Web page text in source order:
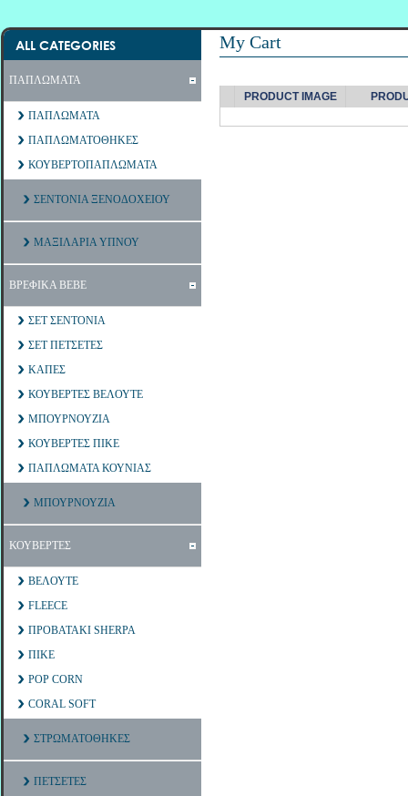
ALL CATEGORIES
ΠΑΠΛΩΜΑΤΑ
ΠΑΠΛΩΜΑΤΑ
ΠΑΠΛΩΜΑΤΟΘΗΚΕΣ
ΚΟΥΒΕΡΤΟΠΑΠΛΩΜΑΤΑ
ΣΕΝΤΟΝΙΑ ΞΕΝΟΔΟΧΕΙΟΥ
ΜΑΞΙΛΑΡΙΑ ΥΠΝΟΥ
ΒΡΕΦΙΚΑ ΒΕΒΕ
ΣΕΤ ΣΕΝΤΟΝΙΑ
ΣΕΤ ΠΕΤΣΕΤΕΣ
ΚΑΠΕΣ
ΚΟΥΒΕΡΤΕΣ ΒΕΛΟΥΤΕ
ΜΠΟΥΡΝΟΥΖΙΑ
ΚΟΥΒΕΡΤΕΣ ΠΙΚΕ
ΠΑΠΛΩΜΑΤΑ ΚΟΥΝΙΑΣ
ΜΠΟΥΡΝΟΥΖΙΑ
ΚΟΥΒΕΡΤΕΣ
ΒΕΛΟΥΤΕ
FLEECE
ΠΡΟΒΑΤΑΚΙ SHERPA
ΠΙΚΕ
POP CORN
CORAL SOFT
ΣΤΡΩΜΑΤΟΘΗΚΕΣ
ΠΕΤΣΕΤΕΣ
My Cart
PRODUCT IMAGE